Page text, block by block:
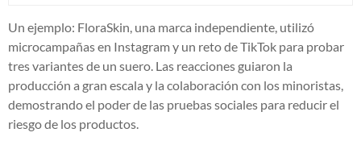
Un ejemplo: FloraSkin, una marca independiente, utilizó
microcampañas en Instagram y un reto de TikTok para probar
tres variantes de un suero. Las reacciones guiaron la
producción a gran escala y la colaboración con los minoristas,
demostrando el poder de las pruebas sociales para reducir el
riesgo de los productos.